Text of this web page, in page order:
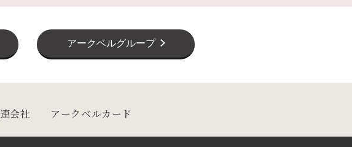
アークベルグループ
会社 アークベルカード